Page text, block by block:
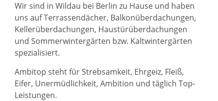
Wir sind in Wildau bei Berlin zu Hause und haben
uns auf Terrassendächer, Balkonüberdachungen,
Kellerüberdachungen, Haustürüberdachungen
und Sommerwintergärten bzw. Kaltwintergärten
spezialisiert.
Ambitop steht für Strebsamkeit, Ehrgeiz, Fleiß,
Eifer, Unermüdlichkeit, Ambition und täglich Top-
Leistungen.